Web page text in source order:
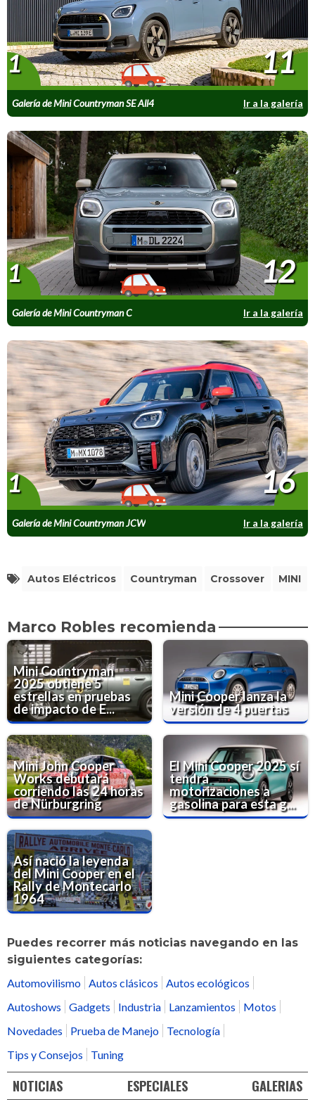
Galería de Mini Countryman SE All4 Ir a la galería
1 11
Galería de Mini Countryman C Ir a la galería
1 12
Galería de Mini Countryman JCW Ir a la galería
1 16
Autos Eléctricos Countryman Crossover MINI
Marco Robles recomienda
Mini Countryman
2025 obtiene 5
estrellas en pruebas
de impacto de E...
Mini Cooper lanza la
versión de 4 puertas
Mini John Cooper
Works debutará
corriendo las 24 horas
de Nürburgring
El Mini Cooper 2025 sí
tendrá
motorizaciones a
gasolina para esta g...
Así nació la leyenda
del Mini Cooper en el
Rally de Montecarlo
1964
Puedes recorrer más noticias navegando en las
siguientes categorías:
Automovilismo Autos clásicos
Autos ecológicos
Autoshows
Gadgets Industria Lanzamientos
Motos
Novedades
Prueba de Manejo
Tecnología
Tips y Consejos
Tuning
NOTICIAS ESPECIALES GALERIAS